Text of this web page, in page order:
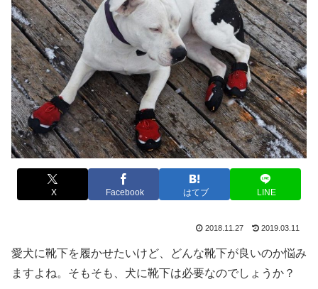
X Facebook はてブ LINE
2018.11.27 2019.03.11
愛犬に靴下を履かせたいけど、どんな靴下が良いのか悩み
ますよね。そもそも、犬に靴下は必要なのでしょうか？